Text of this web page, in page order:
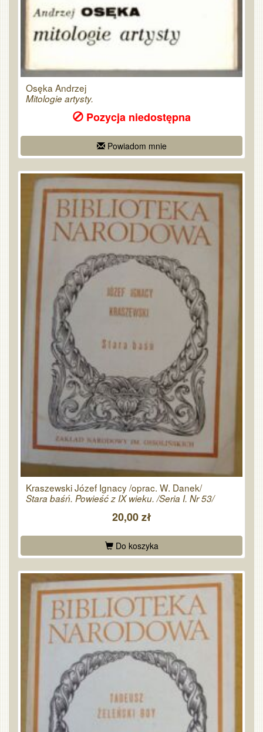
Osęka Andrzej
Mitologie artysty.
Pozycja niedostępna
Powiadom mnie
Kraszewski Józef Ignacy /oprac. W. Danek/
Stara baśń. Powieść z IX wieku. /Seria I. Nr 53/
20,00 zł
Do koszyka